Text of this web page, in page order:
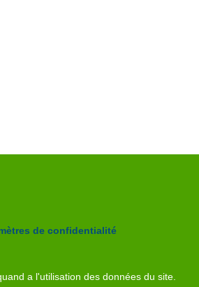
de confidentialité
a l'utilisation des données du site.